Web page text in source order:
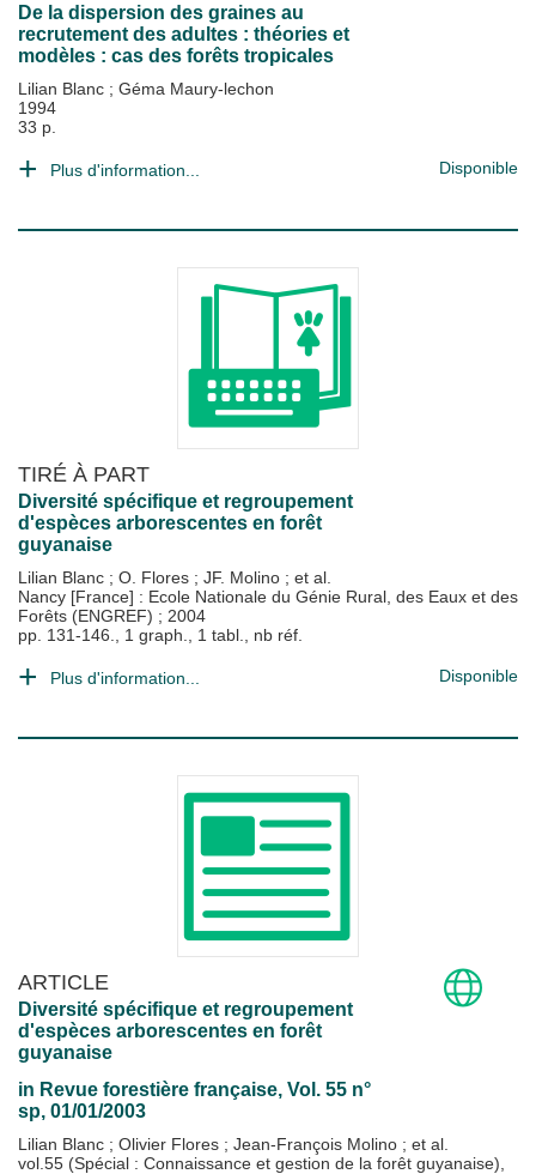
De la dispersion des graines au
recrutement des adultes : théories et
modèles : cas des forêts tropicales
Lilian Blanc ; Géma Maury-lechon
1994
33 p.
Plus d'information... Disponible
TIRÉ À PART
Diversité spécifique et regroupement
d'espèces arborescentes en forêt
guyanaise
Lilian Blanc ; O. Flores ; JF. Molino ; et al.
Nancy [France] : Ecole Nationale du Génie Rural, des Eaux et des
Forêts (ENGREF) ; 2004
pp. 131-146., 1 graph., 1 tabl., nb réf.
Plus d'information... Disponible
ARTICLE
Diversité spécifique et regroupement
d'espèces arborescentes en forêt
guyanaise
in Revue forestière française, Vol. 55 n°
sp, 01/01/2003
Lilian Blanc ; Olivier Flores ; Jean-François Molino ; et al.
vol.55 (Spécial : Connaissance et gestion de la forêt guyanaise),